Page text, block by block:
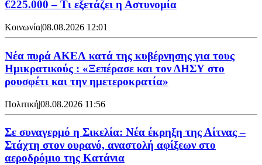
€225.000 – Τι εξετάζει η Αστυνομία
Κοινωνία|08.08.2026 12:01
Νέα πυρά ΑΚΕΛ κατά της κυβέρνησης για τους
Ημικρατικούς : «Ξεπέρασε και τον ΔΗΣΥ στο
ρουσφέτι και την ημετεροκρατία»
Πολιτική|08.08.2026 11:56
Σε συναγερμό η Σικελία: Νέα έκρηξη της Αίτνας –
Στάχτη στον ουρανό, αναστολή αφίξεων στο
αεροδρόμιο της Κατάνια